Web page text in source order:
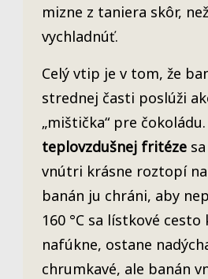
mizne z taniera skôr,
vychladnúť.
Celý vtip je v tom, že
strednej časti poslúži
„mištička“ pre čokoládu.
teplovzdušnej fritéze
vnútri krásne roztopí
banán ju chráni, aby
160 °C sa lístkové cesto
nafúkne, ostane
chrumkavé, ale banán